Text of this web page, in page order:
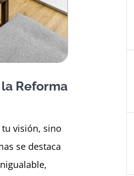
Reforma
visión, sino
se destaca